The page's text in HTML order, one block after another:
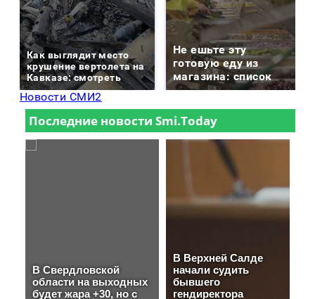
Как выглядит место
крушение вертолета на
Кавказе: смотреть
Не ешьте эту
готовую еду из
магазина: список
Новости СМИ2